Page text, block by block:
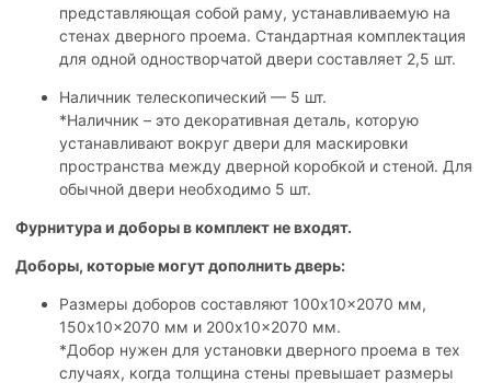
представляющая собой раму, устанавливаемую на
стенах дверного проема. Стандартная комплектация
для одной одностворчатой двери составляет 2,5 шт.
Наличник телескопический — 5 шт.
*Наличник – это декоративная деталь, которую
устанавливают вокруг двери для маскировки
пространства между дверной коробкой и стеной. Для
обычной двери необходимо 5 шт.
Фурнитура и доборы в комплект не входят.
Доборы, которые могут дополнить дверь:
Размеры доборов составляют 100x10x2070 мм,
150x10x2070 мм и 200x10x2070 мм.
*Добор нужен для установки дверного проема в тех
случаях, когда толщина стены превышает размеры